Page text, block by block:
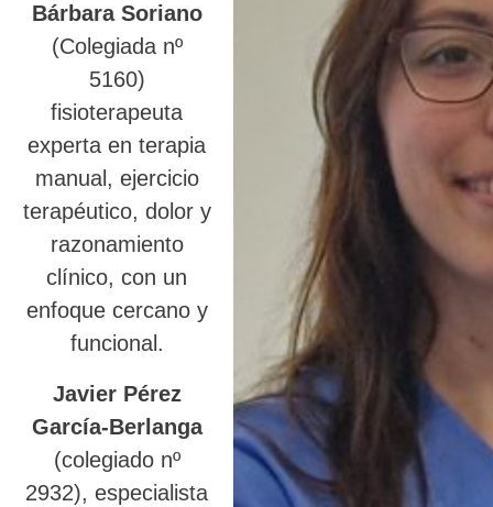
Bárbara Soriano
(Colegiada nº
5160)
fisioterapeuta
experta en terapia
manual, ejercicio
terapéutico, dolor y
razonamiento
clínico, con un
enfoque cercano y
funcional.
Javier Pérez
García-Berlanga
(colegiado nº
2932), especialista